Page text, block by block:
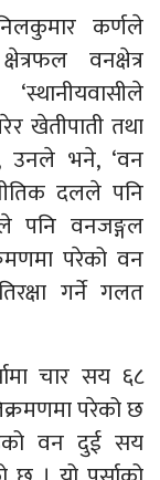
कर्णले
वनक्षेत्र
खेतीपाती तथा
उनले भने, ‘वन
दलले पनि
पनि वनजङ्गल
परेको वन
गर्ने गलत
चार सय ६८
परेको छ
वन दुई सय